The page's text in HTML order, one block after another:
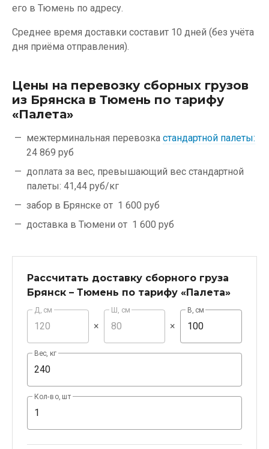
его в Тюмень по адресу.
Среднее время доставки составит 10 дней (без учёта
дня приёма отправления).
Цены на перевозку сборных грузов
из Брянска в Тюмень по тарифу
«Палета»
межтерминальная перевозка стандартной палеты:
24 869 руб
доплата за вес, превышающий вес стандартной
палеты: 41,44 руб/кг
забор в Брянске от 1 600 руб
доставка в Тюмени от 1 600 руб
Рассчитать доставку сборного груза
Брянск – Тюмень по тарифу «Палета»
Д, см
×
Ш, см
×
В, см
Вес, кг
Кол-во, шт